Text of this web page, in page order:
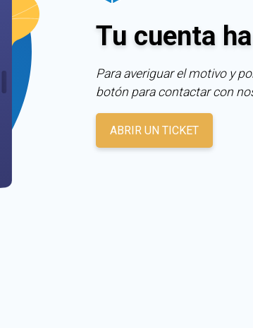
Tu cuenta
Para averiguar el motivo y
botón para contactar con
ABRIR UN TICKET